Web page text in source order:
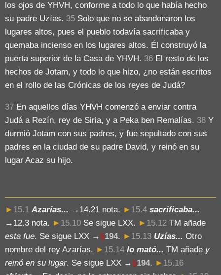
los ojos de YHVH, conforme a todo lo que había hecho
su padre Uzías. 35 Solo que no se abandonaron los
lugares altos, pues el pueblo todavía sacrificaba y
quemaba incienso en los lugares altos. Él construyó la
puerta superior de la Casa de YHVH. 36 El resto de los
hechos de Jotam, y todo lo que hizo, ¿no están escritos
en el rollo de las Crónicas de los reyes de Judá?
37 En aquellos días YHVH comenzó a enviar contra
Judá a Rezín, rey de Siria, y a Peka ben Remalías. 38 Y
durmió Jotam con sus padres, y fue sepultado con sus
padres en la ciudad de su padre David, y reinó en su
lugar Acaz su hijo.
► 15.1 Azarías... →14.21 nota. ► 15.4 sacrificaba...
→12.3 nota. ► 15.10 Se sigue LXX. ► 15.12 TM añade
esta fue. Se sigue LXX →§194. ► 15.13 Uzías... Otro
nombre del rey Azarías. ► 15.14 lo mató... TM añade y
reinó en su lugar. Se sigue LXX →§194. ► 15.16